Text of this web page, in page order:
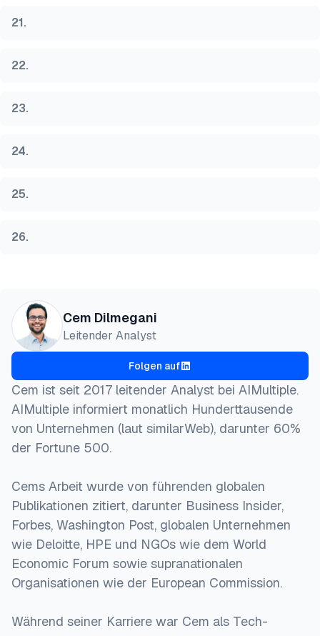
21.
22.
23.
24.
25.
26.
Cem Dilmegani
Leitender Analyst
Folgen auf
Cem ist seit 2017 leitender Analyst bei AIMultiple.
AIMultiple informiert monatlich Hunderttausende
von Unternehmen (laut similarWeb), darunter 60%
der Fortune 500.
Cems Arbeit wurde von führenden globalen
Publikationen zitiert, darunter Business Insider,
Forbes, Washington Post, globalen Unternehmen
wie Deloitte, HPE und NGOs wie dem World
Economic Forum sowie supranationalen
Organisationen wie der European Commission.
Während seiner Karriere war Cem als Tech-